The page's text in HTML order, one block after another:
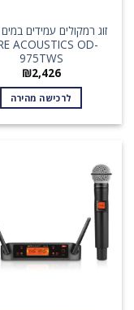
זוג רמקולים עמידים
ACOUSTICS OD-
975TWS
₪2,426
לרכישה מהירה